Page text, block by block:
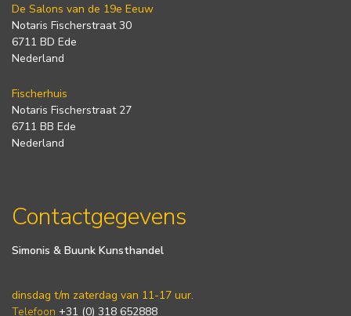
De Salons van de 19e Eeuw
Notaris Fischerstraat 30
6711 BD Ede
Nederland
Fischerhuis
Notaris Fischerstraat 27
6711 BB Ede
Nederland
Contactgegevens
Simonis & Buunk Kunsthandel
dinsdag t/m zaterdag van 11-17 uur.
Telefoon +31 (0) 318 652888